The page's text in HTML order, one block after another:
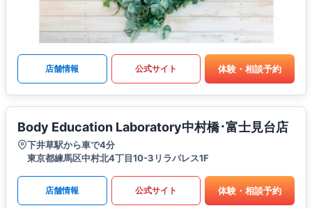
店舗情報 公式サイト 体験・相談予約
Body Education Laboratory中村橋･富士見台店
下井草駅から車で4分
東京都練馬区中村北4丁目10-3リラパレス1F
店舗情報 公式サイト 体験・相談予約